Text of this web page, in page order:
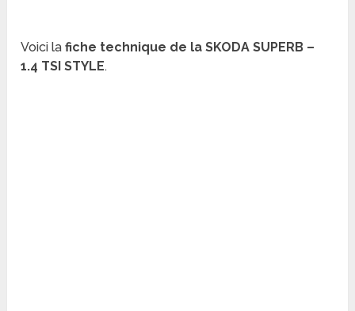
Voici la fiche technique de la SKODA SUPERB –
1.4 TSI STYLE.